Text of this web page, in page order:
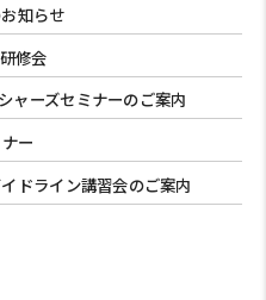
知らせ
修会
ャーズセミナーのご案内
ー
ドライン講習会のご案内